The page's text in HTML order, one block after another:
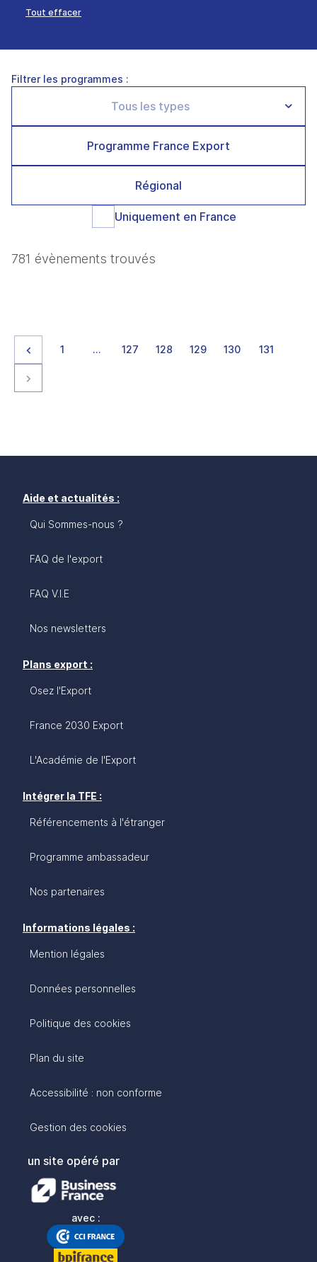
Tout effacer
Filtrer les programmes :
Programme France Export
Régional
Uniquement en France
781 évènements trouvés
Page précédente
page
1 … page
127 page
128 page
129 page
130 page
131
Aide et actualités :
Qui Sommes-nous ?
FAQ de l'export
FAQ V.I.E
Nos newsletters
Plans export :
Osez l'Export
France 2030 Export
L'Académie de l'Export
Intégrer la TFE :
Référencements à l'étranger
Programme ambassadeur
Nos partenaires
Informations légales :
Mention légales
Données personnelles
Politique des cookies
Plan du site
Accessibilité : non conforme
Gestion des cookies
un site opéré par
avec :